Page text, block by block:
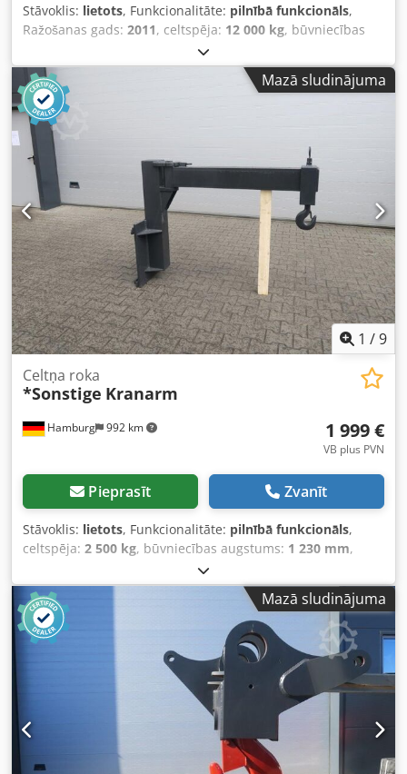
Stāvoklis: lietots, Funkcionalitāte: pilnībā funkcionāls,
Ražošanas gads: 2011, celtspēja: 12 000 kg, būvniecības
, tukšais svars:
garums:3 100 mm, konstrukcijas platums:1 750 mm,
Celtņa strēle ISO klase: Terminal West Dkodeu Dzv Tepfx
Aa Dsr Stāvoklis: Gatavs darbam un pilnībā funkcionējošs
Tehniskais stāvoklis: ļoti labs
Mazā sludinājuma
1 /9
Hamburg 992 km
Celtņa roka
*Sonstige Kranarm
1 999 €
VB plus PVN
Pieprasīt Zvanīt
Stāvoklis: lietots, Funkcionalitāte: pilnībā funkcionāls,
celtspēja: 2 500 kg, būvniecības augstums: 1 230 mm,
, kopējais garums:
roka ISO klase: ISO klase 3 = 2 500 - 4 999 kg Stāvoklis:
Darbspējīgs un pilnībā funkcionējošs Tehniskais stāvoklis:
labs Apraksts: Garums: 1600 mm, pagriežams +/- 90°
Dkedpfxsu Dzwdj Aa Djr Dakšu turētājs ISO klase: 2 / 3
Mazā sludinājuma